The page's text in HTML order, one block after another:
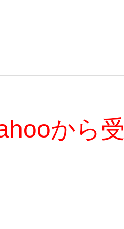
から受